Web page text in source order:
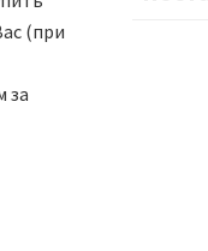
(при
за